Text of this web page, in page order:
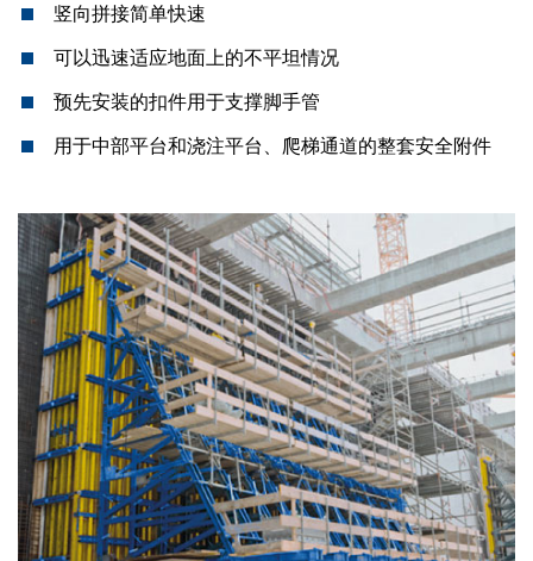
竖向拼接简单快速
可以迅速适应地面上的不平坦情况
预先安装的扣件用于支撑脚手管
用于中部平台和浇注平台、爬梯通道的整套安全附件